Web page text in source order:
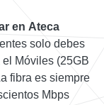
en Ateca
solo debes
Móviles (25GB
fibra es siempre
Mbps